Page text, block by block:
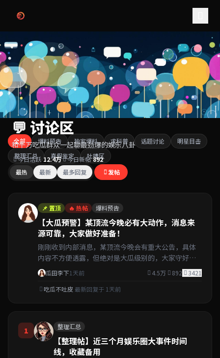
💬 讨论区
和千万吃瓜群众一起聊最劲爆的娱乐八卦
今日活跃 12.4万 今日新帖 892
全部 爆料预告 独家爆料 求科普 话题讨论
明星目击
整理汇总
真假鉴定
吐槽区
最热
最新 最多回复 发帖
📌 置顶 🔥 热帖 爆料预告
【大瓜预警】某顶流今晚必有大动作，消息来
源可靠，大家做好准备！
刚刚收到内部消息，某顶流今晚会有重大公告，具体
内容不方便透露，但绝对是大瓜级别的，大家守好手
机！瓜田李下1天前 4.5万 892
3421
吃瓜不吐皮 最新回复于 1天前
1 整理汇总
【整理帖】近三个月娱乐圈大事件时间
线，收藏备用